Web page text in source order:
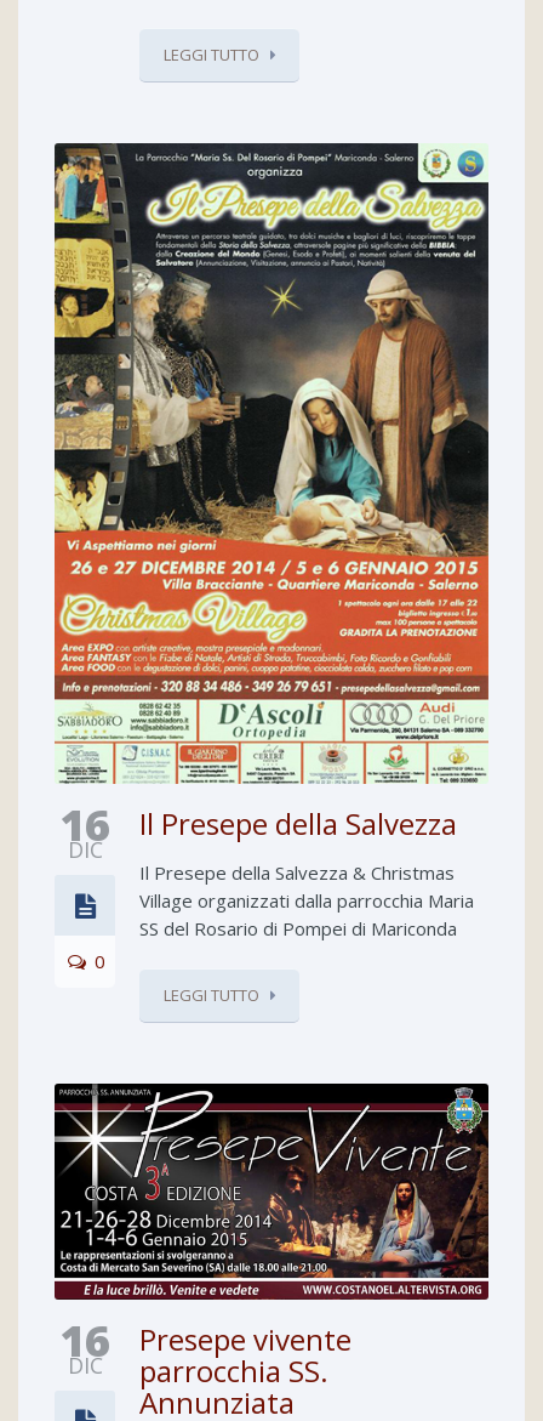
LEGGI TUTTO
16
DIC
0
Il Presepe della Salvezza
Il Presepe della Salvezza & Christmas
Village organizzati dalla parrocchia Maria
SS del Rosario di Pompei di Mariconda
LEGGI TUTTO
16
DIC
Presepe vivente
parrocchia SS.
Annunziata